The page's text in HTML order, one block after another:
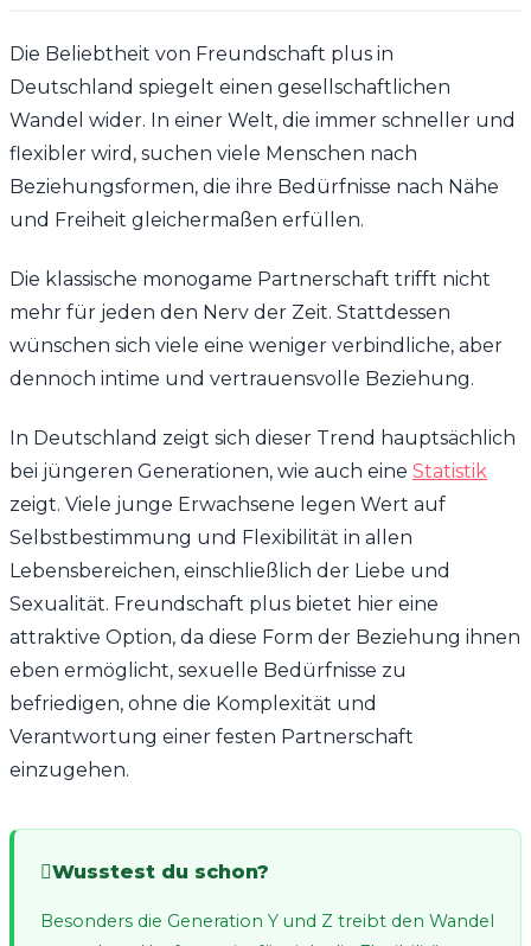
Die Beliebtheit von Freundschaft plus in
Deutschland spiegelt einen gesellschaftlichen
Wandel wider. In einer Welt, die immer schneller und
flexibler wird, suchen viele Menschen nach
Beziehungsformen, die ihre Bedürfnisse nach Nähe
und Freiheit gleichermaßen erfüllen.
Die klassische monogame Partnerschaft trifft nicht
mehr für jeden den Nerv der Zeit. Stattdessen
wünschen sich viele eine weniger verbindliche, aber
dennoch intime und vertrauensvolle Beziehung.
In Deutschland zeigt sich dieser Trend hauptsächlich
bei jüngeren Generationen, wie auch eine Statistik
zeigt. Viele junge Erwachsene legen Wert auf
Selbstbestimmung und Flexibilität in allen
Lebensbereichen, einschließlich der Liebe und
Sexualität. Freundschaft plus bietet hier eine
attraktive Option, da diese Form der Beziehung ihnen
eben ermöglicht, sexuelle Bedürfnisse zu
befriedigen, ohne die Komplexität und
Verantwortung einer festen Partnerschaft
einzugehen.
Wusstest du schon?
Besonders die Generation Y und Z treibt den Wandel